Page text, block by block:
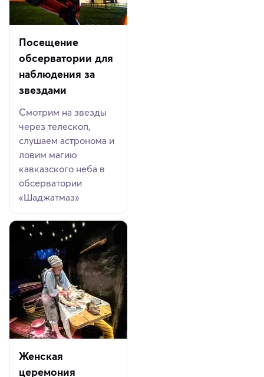
Посещение
обсерватории для
наблюдения за
звездами
Смотрим на звезды
через телескоп,
слушаем астронома и
ловим магию
кавказского неба в
обсерватории
«Шаджатмаз»
Женская
церемония